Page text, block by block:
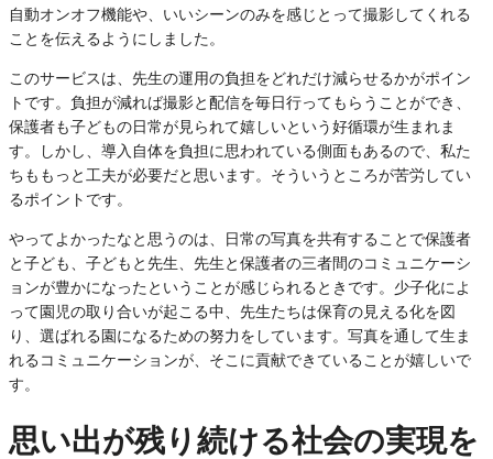
自動オンオフ機能や、いいシーンのみを感じとって撮影してくれる
ことを伝えるようにしました。
このサービスは、先生の運用の負担をどれだけ減らせるかがポイン
トです。負担が減れば撮影と配信を毎日行ってもらうことができ、
保護者も子どもの日常が見られて嬉しいという好循環が生まれま
す。しかし、導入自体を負担に思われている側面もあるので、私た
ちももっと工夫が必要だと思います。そういうところが苦労してい
るポイントです。
やってよかったなと思うのは、日常の写真を共有することで保護者
と子ども、子どもと先生、先生と保護者の三者間のコミュニケーシ
ョンが豊かになったということが感じられるときです。少子化によ
って園児の取り合いが起こる中、先生たちは保育の見える化を図
り、選ばれる園になるための努力をしています。写真を通して生ま
れるコミュニケーションが、そこに貢献できていることが嬉しいで
す。
思い出が残り続ける社会の実現を